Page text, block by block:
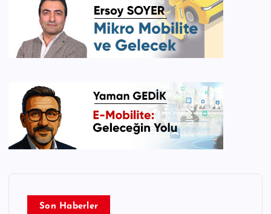
Son Haberler